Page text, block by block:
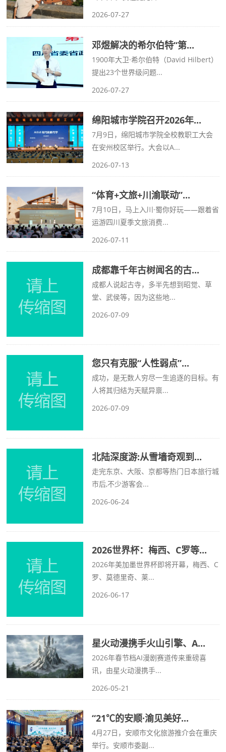
2026-07-27
邓煜解决的希尔伯特“第...
1900年大卫·希尔伯特（David Hilbert）
提出23个世界级问题...
2026-07-27
绵阳城市学院召开2026年...
7月9日，绵阳城市学院全校教职工大会
在安州校区举行。大会以A...
2026-07-13
“体育+文旅+川渝联动”...
7月10日，马上入川·蜀你好玩——跟着省
运游四川夏季文旅消费...
2026-07-11
成都靠千年古树闻名的古...
成都人说起古寺，多半先想到昭觉、草
堂、武侯等，因为这些地...
2026-07-09
您只有克服“人性弱点”...
成功，是无数人穷尽一生追逐的目标。有
人将其归结为天赋异禀...
2026-07-09
北陆深度游:从雪墙奇观到...
走完东京、大阪、京都等热门日本旅行城
市后,不少游客会...
2026-06-24
2026世界杯：梅西、C罗等...
2026年美加墨世界杯即将开幕，梅西、C
罗、莫德里奇、莱...
2026-06-17
星火动漫携手火山引擎、A...
2026年春节档AI漫剧赛道传来重磅喜
讯，由星火动漫携手...
2026-05-21
“21℃的安顺·渝见美好...
4月27日，安顺市文化旅游推介会在重庆
举行。安顺市委副...